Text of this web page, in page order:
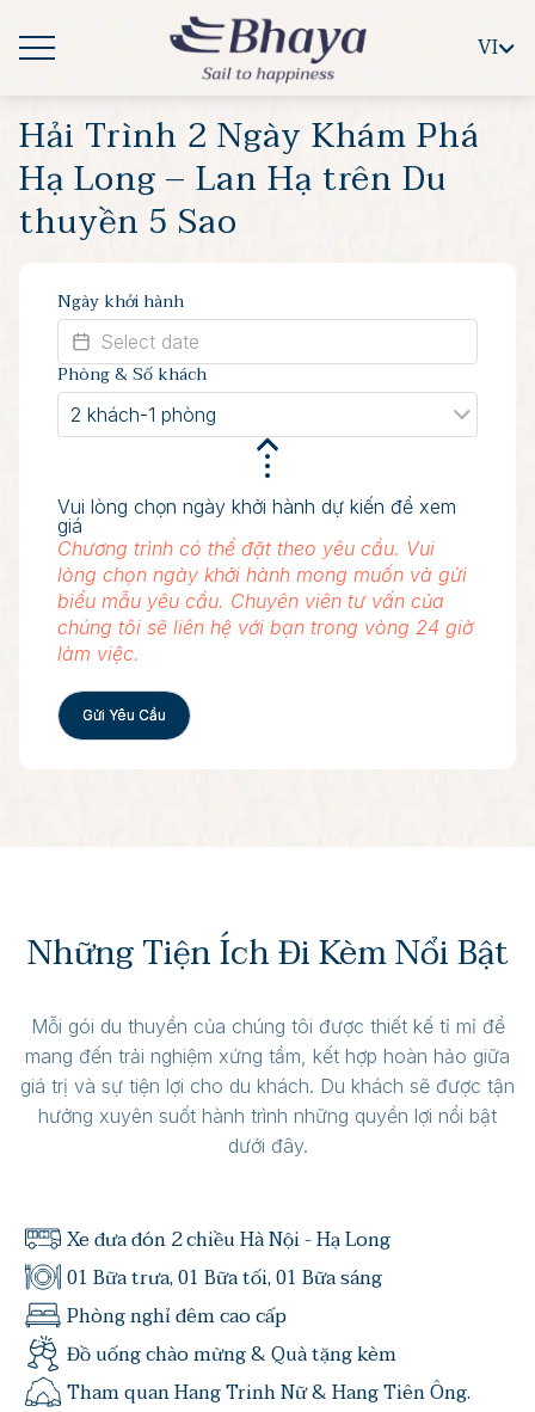
VI
Hải Trình 2 Ngày Khám Phá
Hạ Long – Lan Hạ trên Du
thuyền 5 Sao
Ngày khởi hành
Phòng & Số khách
2 khách-1 phòng
Vui lòng chọn ngày khởi hành dự kiến để xem
giá
Chương trình có thể đặt theo yêu cầu. Vui
lòng chọn ngày khởi hành mong muốn và gửi
biểu mẫu yêu cầu. Chuyên viên tư vấn của
chúng tôi sẽ liên hệ với bạn trong vòng 24 giờ
làm việc.
Gửi Yêu Cầu
Những Tiện Ích Đi Kèm Nổi Bật
Mỗi gói du thuyền của chúng tôi được thiết kế tỉ mỉ để
mang đến trải nghiệm xứng tầm, kết hợp hoàn hảo giữa
giá trị và sự tiện lợi cho du khách. Du khách sẽ được tận
hưởng xuyên suốt hành trình những quyền lợi nổi bật
dưới đây.
Xe đưa đón 2 chiều Hà Nội - Hạ Long
01 Bữa trưa, 01 Bữa tối, 01 Bữa sáng
Phòng nghỉ đêm cao cấp
Đồ uống chào mừng & Quà tặng kèm
Tham quan Hang Trinh Nữ & Hang Tiên Ông.